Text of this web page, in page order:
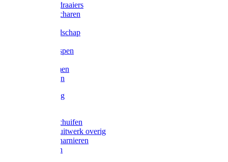
Schroevendraaiers
Tangen / Scharen
Meetgereedschap
Vijlen / Raspen
Lijmklemmen
Waterpassen
Bouwbeslag
Grendels/schuifen
Hang en sluitwerk overig
Hengen/scharnieren
Scharnieren